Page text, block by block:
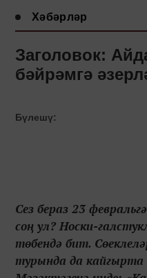
Хәбәрләр
Заголовок:
бәйрәмгә
Бүлешү:
Сез бераз 23
соң ул? Носки-
төбендә бит.
турында да